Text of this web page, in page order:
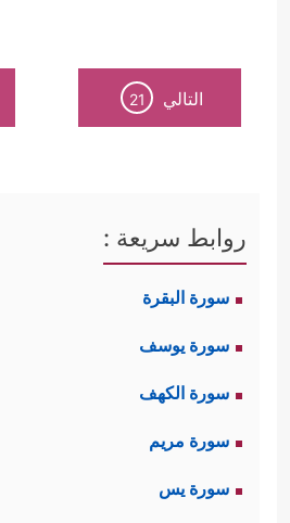
التالي 21
روابط سريعة :
سورة البقرة
سورة يوسف
سورة الكهف
سورة مريم
سورة يس